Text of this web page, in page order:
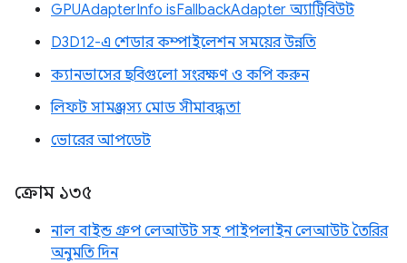
GPUAdapterInfo isFallbackAdapter অ্যাট্রিবিউট
D3D12-এ শেডার কম্পাইলেশন সময়ের উন্নতি
ক্যানভাসের ছবিগুলো সংরক্ষণ ও কপি করুন
লিফট সামঞ্জস্য মোড সীমাবদ্ধতা
ভোরের আপডেট
ক্রোম ১৩৫
নাল বাইন্ড গ্রুপ লেআউট সহ পাইপলাইন লেআউট তৈরির
অনুমতি দিন